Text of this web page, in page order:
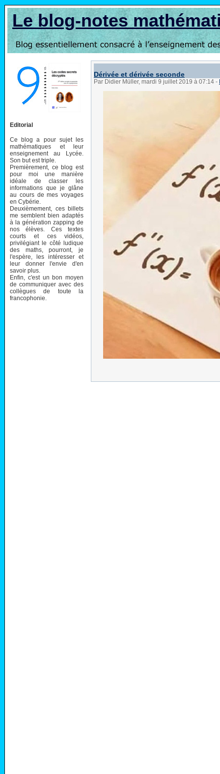
Le blog-notes
Editorial
Ce blog a pour sujet les
mathématiques et leur
enseignement au Lycée.
Son but est triple.
Premièrement, ce blog est
pour moi une manière
idéale de classer les
informations que je glâne
au cours de mes voyages
en Cybérie.
Deuxièmement, ces billets
me semblent bien adaptés
à la génération zapping de
nos élèves. Ces textes
courts et ces vidéos,
privilégiant le côté ludique
des maths, pourront, je
l'espère, les intéresser et
leur donner l'envie d'en
savoir plus.
Enfin, c'est un bon moyen
de communiquer avec des
collègues de toute la
francophonie.
Dérivée et dérivée seconde
Par Didier Müller, mardi 9 juillet 2019 à 07:14 -